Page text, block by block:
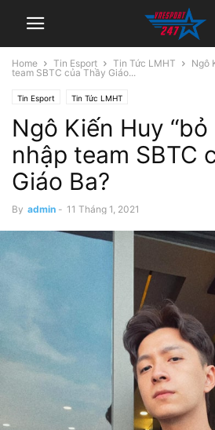
Home Tin Esport Tin Tức LMHT
Ngô
team SBTC của Thầy Giáo...
Tin Esport Tin Tức LMHT
Ngô Kiến Huy “bỏ
nhập team SBTC
Giáo Ba?
By admin - 11 Tháng 1, 2021